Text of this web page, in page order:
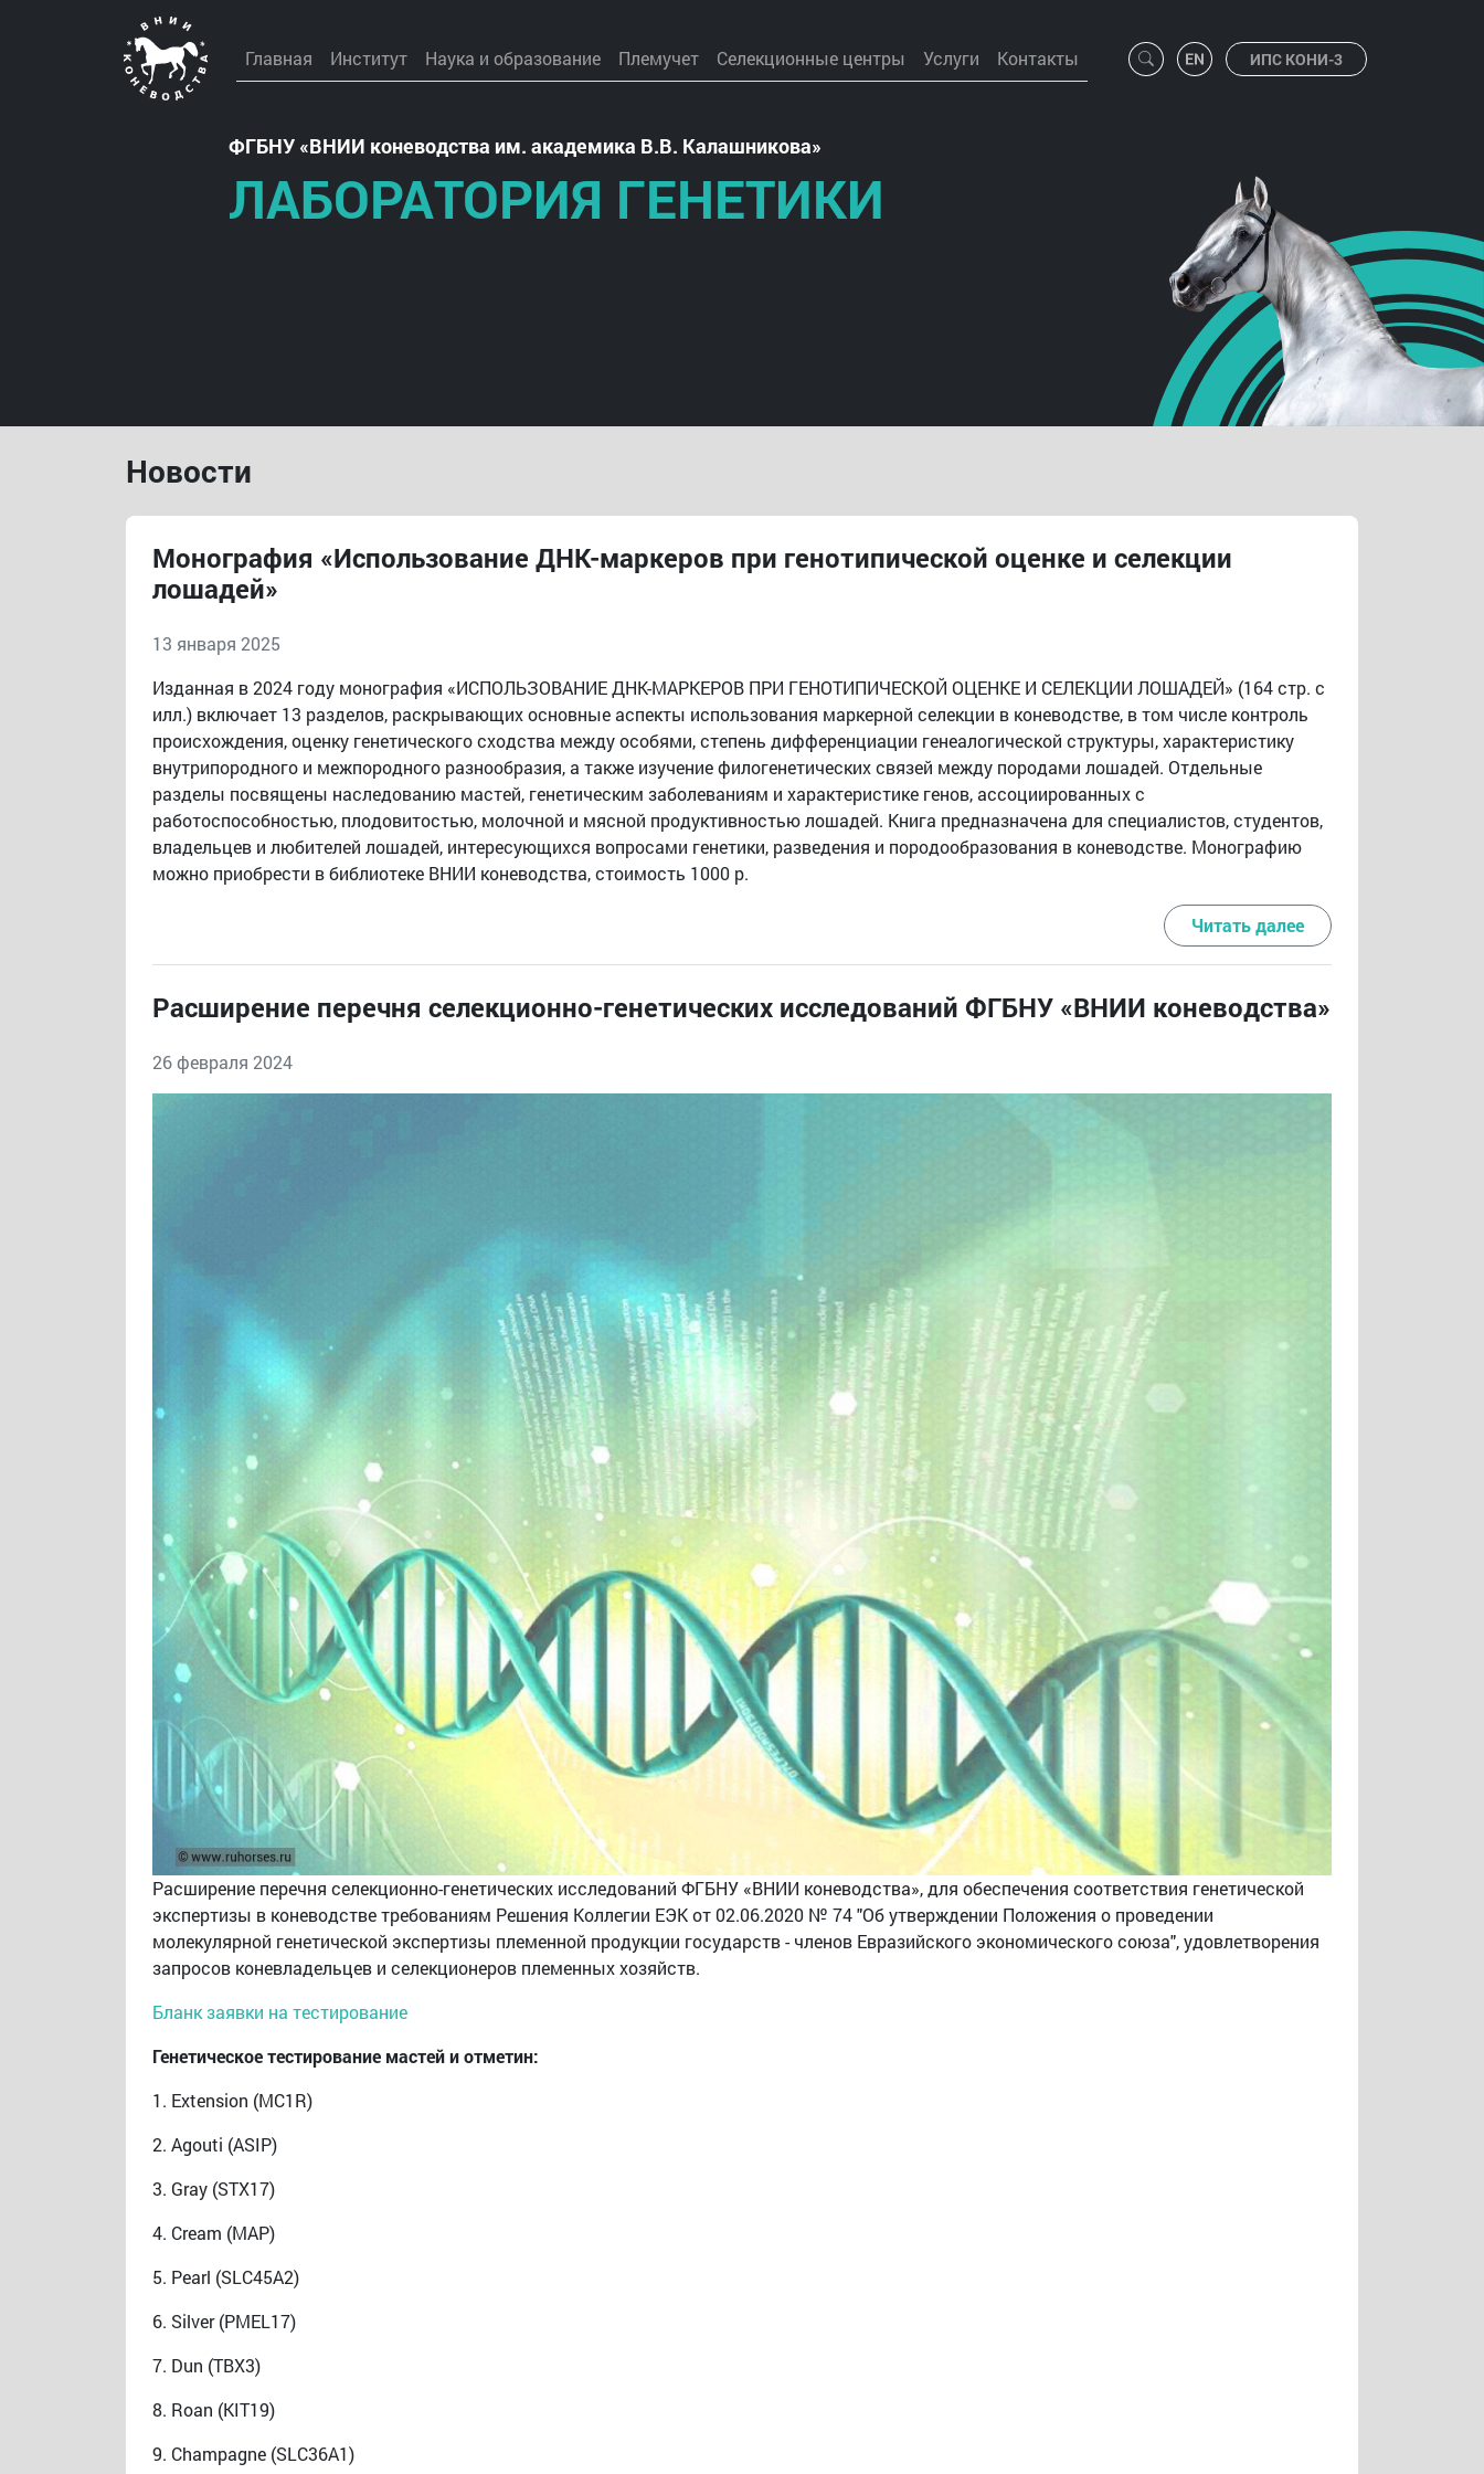
Главная Институт Наука и образование Племучет Селекционные центры Услуги Контакты ИПС КОНИ-3
ФГБНУ ВНИИ коневодства им. академика В.В. Калашникова
ЛАБОРАТОРИЯ ГЕНЕТИКИ
Новости
Монография «Использование ДНК-маркеров при генотипической оценке и селекции
лошадей»
13 января 2025
Изданная в 2024 году монография «ИСПОЛЬЗОВАНИЕ ДНК-МАРКЕРОВ ПРИ ГЕНОТИПИЧЕСКОЙ ОЦЕНКЕ И СЕЛЕКЦИИ ЛОШАДЕЙ» (164 стр. с
илл.) включает 13 разделов, раскрывающих основные аспекты использования маркерной селекции в коневодстве, в том числе контроль
происхождения, оценку генетического сходства между особями, степень дифференциации генеалогической структуры, характеристику
внутрипородного и межпородного разнообразия, а также изучение филогенетических связей между породами лошадей. Отдельные
разделы посвящены наследованию мастей, генетическим заболеваниям и характеристике генов, ассоциированных с
работоспособностью, плодовитостью, молочной и мясной продуктивностью лошадей. Книга предназначена для специалистов, студентов,
владельцев и любителей лошадей, интересующихся вопросами генетики, разведения и породообразования в коневодстве. Монографию
можно приобрести в библиотеке ВНИИ коневодства, стоимость 1000 р.
Читать далее
Расширение перечня селекционно-генетических исследований ФГБНУ «ВНИИ коневодства»
26 февраля 2024
Расширение перечня селекционно-генетических исследований ФГБНУ «ВНИИ коневодства», для обеспечения соответствия генетической
экспертизы в коневодстве требованиям Решения Коллегии ЕЭК от 02.06.2020 № 74 "Об утверждении Положения о проведении
молекулярной генетической экспертизы племенной продукции государств - членов Евразийского экономического союза", удовлетворения
запросов коневладельцев и селекционеров племенных хозяйств.
Бланк заявки на тестирование
Генетическое тестирование мастей и отметин:
1. Extension (MC1R)
2. Agouti (ASIP)
3. Gray (STX17)
4. Cream (MAP)
5. Pearl (SLC45A2)
6. Silver (PMEL17)
7. Dun (TBX3)
8. Roan (KIT19)
9. Champagne (SLC36A1)